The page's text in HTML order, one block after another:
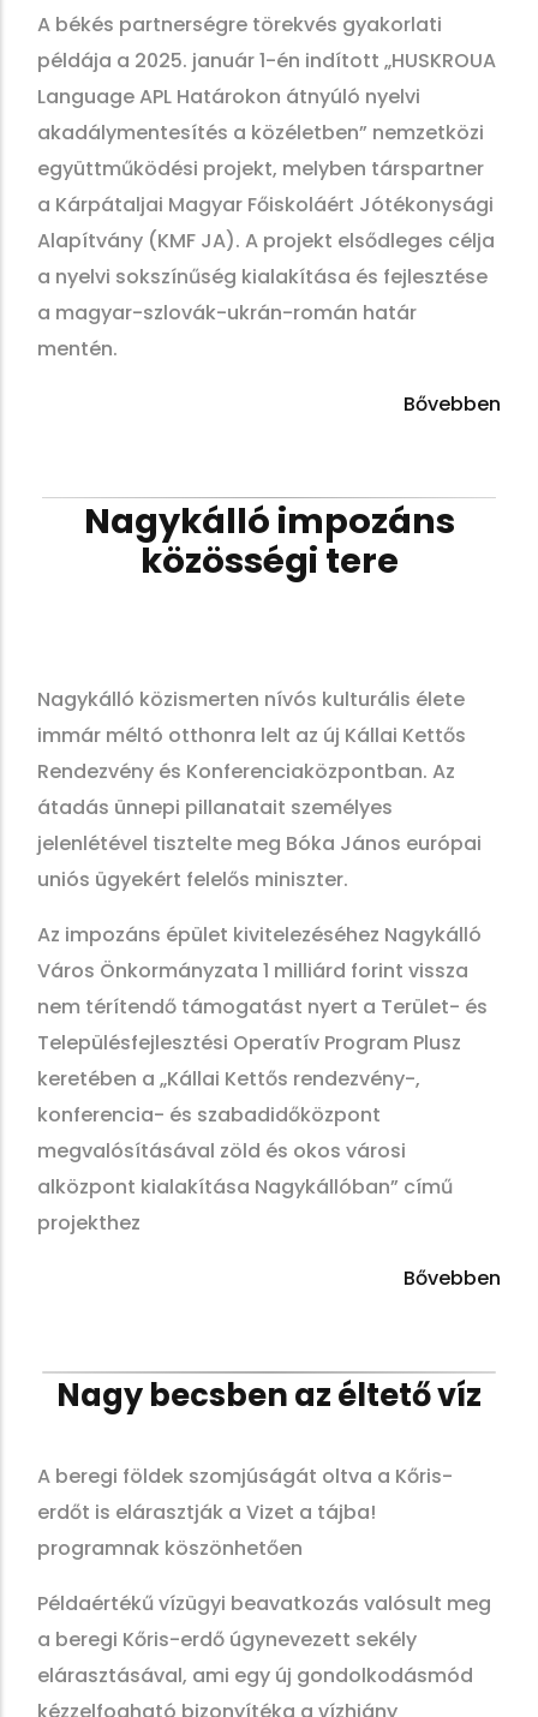
A békés partnerségre törekvés gyakorlati
példája a 2025. január 1-én indított „HUSKROUA
Language APL Határokon átnyúló nyelvi
akadálymentesítés a közéletben” nemzetközi
együttműködési projekt, melyben társpartner
a Kárpátaljai Magyar Főiskoláért Jótékonysági
Alapítvány (KMF JA). A projekt elsődleges célja
a nyelvi sokszínűség kialakítása és fejlesztése
a magyar-szlovák-ukrán-román határ
mentén.
Bővebben
Nagykálló impozáns
közösségi tere
Nagykálló közismerten nívós kulturális élete
immár méltó otthonra lelt az új Kállai Kettős
Rendezvény és Konferenciaközpontban. Az
átadás ünnepi pillanatait személyes
jelenlétével tisztelte meg Bóka János európai
uniós ügyekért felelős miniszter.
Az impozáns épület kivitelezéséhez Nagykálló
Város Önkormányzata 1 milliárd forint vissza
nem térítendő támogatást nyert a Terület- és
Településfejlesztési Operatív Program Plusz
keretében a „Kállai Kettős rendezvény-,
konferencia- és szabadidőközpont
megvalósításával zöld és okos városi
alközpont kialakítása Nagykállóban” című
projekthez
Bővebben
Nagy becsben az éltető víz
A beregi földek szomjúságát oltva a Kőris-
erdőt is elárasztják a Vizet a tájba!
programnak köszönhetően
Példaértékű vízügyi beavatkozás valósult meg
a beregi Kőris-erdő úgynevezett sekély
elárasztásával, ami egy új gondolkodásmód